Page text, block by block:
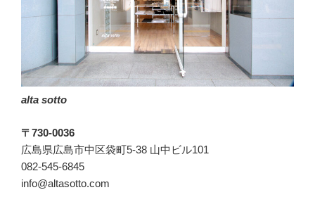
な
TOMORROWLAND(ト
ゥ
モ
ロ
ラ
ン
ド)”
の
alta sotto
〒730-0036
広島県広島市中区袋町5-38 山中ビル101
082-545-6845
info@altasotto.com